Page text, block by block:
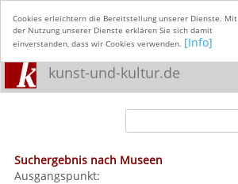
Cookies erleichtern die Bereitstellung unserer Dienste. Mit
der Nutzung unserer Dienste erklären Sie sich damit
einverstanden, dass wir Cookies verwenden. [Info]
kunst-und-kultur.de
Suchergebnis nach Museen
Ausgangspunkt: